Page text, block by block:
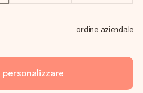
ordine aziendale
personalizzare